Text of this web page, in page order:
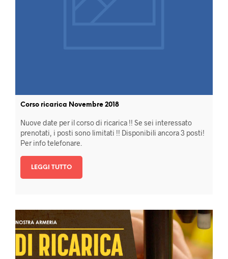
Corso ricarica Novembre 2018
Nuove date per il corso di ricarica !! Se sei interessato
prenotati, i posti sono limitati !! Disponibili ancora 3 posti!
Per info telefonare.
LEGGI TUTTO